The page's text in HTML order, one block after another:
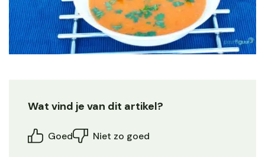
Wat vind je van dit artikel?
Goed Niet zo goed